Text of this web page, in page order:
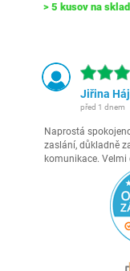
> 5 kusov na
Jiřina
před 1 dnem
Naprostá
zaslání, důkladně
komunikace. Velmi